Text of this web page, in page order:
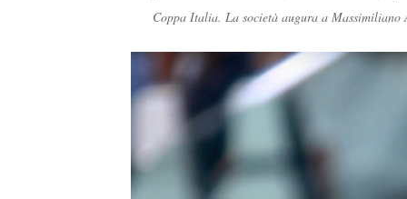
Coppa Italia. La società augura a